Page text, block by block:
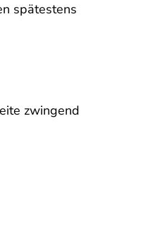
spätestens
zwingend